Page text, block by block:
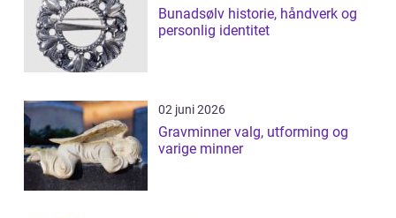
Bunadsølv historie, håndverk og
personlig identitet
02 juni 2026
Gravminner valg, utforming og
varige minner